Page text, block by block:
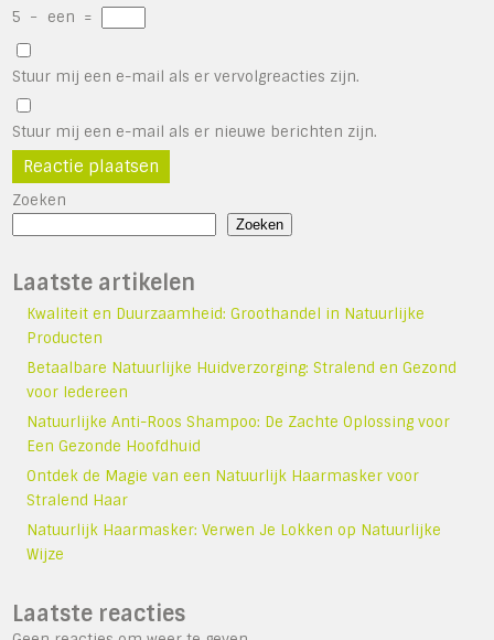
5 − een =
Stuur mij een e-mail als er vervolgreacties zijn.
Stuur mij een e-mail als er nieuwe berichten zijn.
Zoeken
Zoeken
Laatste artikelen
Kwaliteit en Duurzaamheid: Groothandel in Natuurlijke
Producten
Betaalbare Natuurlijke Huidverzorging: Stralend en Gezond
voor Iedereen
Natuurlijke Anti-Roos Shampoo: De Zachte Oplossing voor
Een Gezonde Hoofdhuid
Ontdek de Magie van een Natuurlijk Haarmasker voor
Stralend Haar
Natuurlijk Haarmasker: Verwen Je Lokken op Natuurlijke
Wijze
Laatste reacties